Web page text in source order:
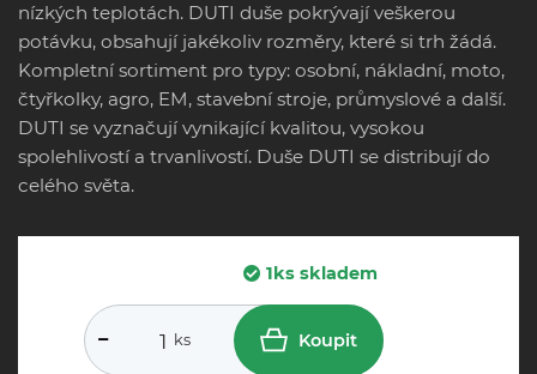
nízkých teplotách. DUTI duše pokrývají veškerou
potávku, obsahují jakékoliv rozměry, které si trh žádá.
Kompletní sortiment pro typy: osobní, nákladní, moto,
čtyřkolky, agro, EM, stavební stroje, průmyslové a další.
DUTI se vyznačují vynikající kvalitou, vysokou
spolehlivostí a trvanlivostí. Duše DUTI se distribují do
celého světa.
1ks skladem
ks Koupit